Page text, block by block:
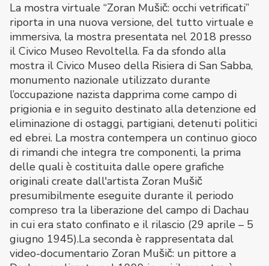
La mostra virtuale “Zoran Mušič: occhi vetrificati”
riporta in una nuova versione, del tutto virtuale e
immersiva, la mostra presentata nel 2018 presso
il Civico Museo Revoltella. Fa da sfondo alla
mostra il Civico Museo della Risiera di San Sabba,
monumento nazionale utilizzato durante
l’occupazione nazista dapprima come campo di
prigionia e in seguito destinato alla detenzione ed
eliminazione di ostaggi, partigiani, detenuti politici
ed ebrei. La mostra contempera un continuo gioco
di rimandi che integra tre componenti, la prima
delle quali è costituita dalle opere grafiche
originali create dall'artista Zoran Mušič
presumibilmente eseguite durante il periodo
compreso tra la liberazione del campo di Dachau
in cui era stato confinato e il rilascio (29 aprile – 5
giugno 1945).La seconda è rappresentata dal
video-documentario Zoran Mušič: un pittore a